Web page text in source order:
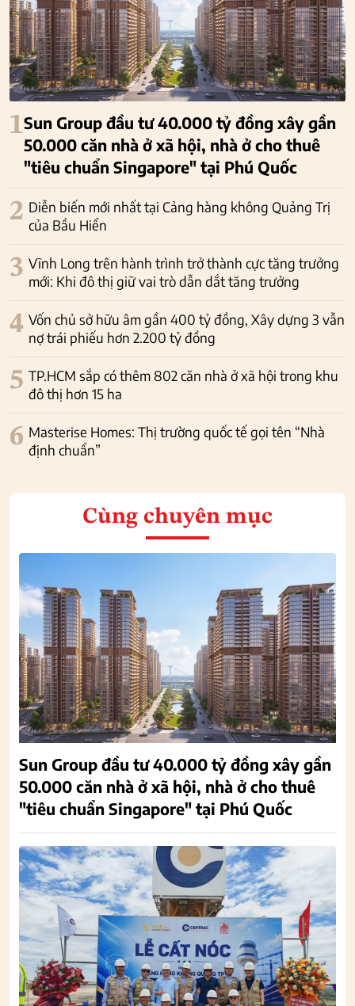
1Sun Group đầu tư 40.000 tỷ đồng xây gần
50.000 căn nhà ở xã hội, nhà ở cho thuê
"tiêu chuẩn Singapore" tại Phú Quốc
2 Diễn biến mới nhất tại Cảng hàng không Quảng Trị
của Bầu Hiển
3 Vĩnh Long trên hành trình trở thành cực tăng trưởng
mới: Khi đô thị giữ vai trò dẫn dắt tăng trưởng
4 Vốn chủ sở hữu âm gần 400 tỷ đồng, Xây dựng 3 vẫn
nợ trái phiếu hơn 2.200 tỷ đồng
5 TP.HCM sắp có thêm 802 căn nhà ở xã hội trong khu
đô thị hơn 15 ha
6 Masterise Homes: Thị trường quốc tế gọi tên “Nhà
định chuẩn”
Cùng chuyên mục
Sun Group đầu tư 40.000 tỷ đồng xây gần
50.000 căn nhà ở xã hội, nhà ở cho thuê
"tiêu chuẩn Singapore" tại Phú Quốc